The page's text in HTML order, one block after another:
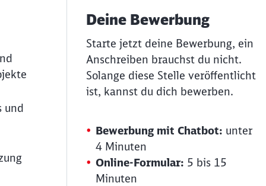
und
Deine Bewerbung
Starte jetzt deine Bewerbung, ein
Anschreiben brauchst du nicht.
Solange diese Stelle veröffentlicht
ist, kannst du dich bewerben.
Bewerbung mit Chatbot: unter
4 Minuten
Online-Formular: 5 bis 15
Minuten